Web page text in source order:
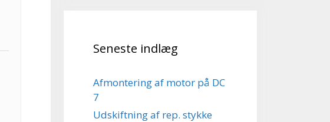
Seneste indlæg
Afmontering af motor på DC
7
Udskiftning af rep. stykke